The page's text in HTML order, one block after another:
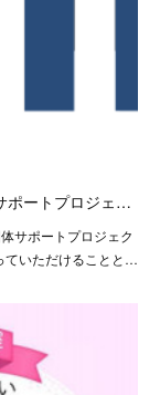
ポートプロジェ…
サポートプロジェク
ていただけることと…